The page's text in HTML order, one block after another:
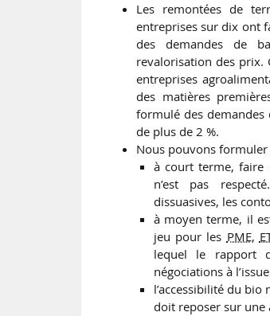
Les remontées de
entreprises sur dix ont
des demandes de
revalorisation des prix.
entreprises
des matières
formulé des
de plus de 2 %.
Nous pouvons
à court terme, faire
n’est pas
dissuasives, les
à moyen terme, il
jeu pour les PME,
lequel le rapport
négociations à
l’accessibilité du
doit reposer sur une